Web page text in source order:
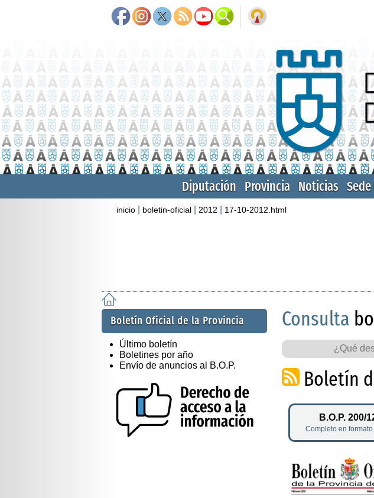
Diputación Provincia Noticias
inicio boletin-oficial 2012 17-10-2012.html
Boletín Oficial de la Provincia
Último boletín
Boletines por año
Envío de anuncios al B.O.P.
Consulta
Boletín
B.O.P. 200/
Completo en formato